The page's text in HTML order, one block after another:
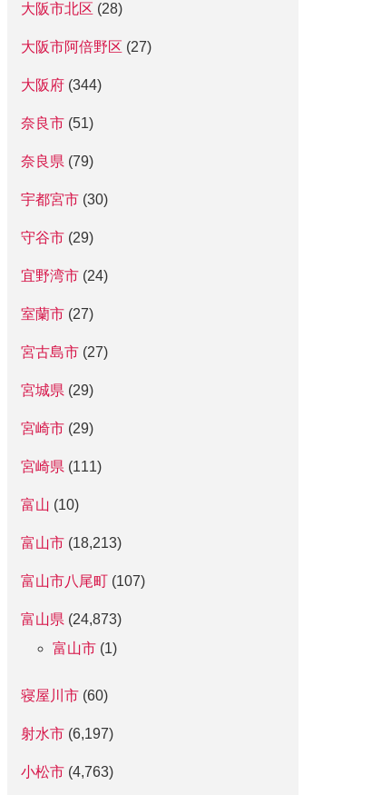
大阪市北区 (28)
大阪市阿倍野区 (27)
大阪府(344)
奈良市(51)
奈良県 (79)
宇都宮市(30)
守谷市(29)
宜野湾市(24)
室蘭市(27)
宮古島市(27)
宮城県 (29)
宮崎市(29)
宮崎県 (111)
富山 (10)
富山市(18,213)
富山市八尾町(107)
富山県 (24,873)
富山市(1)
寝屋川市(60)
射水市(6,197)
小松市(4,763)